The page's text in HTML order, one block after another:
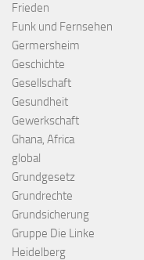
Frieden
Funk und Fernsehen
Germersheim
Geschichte
Gesellschaft
Gesundheit
Gewerkschaft
Ghana, Africa
global
Grundgesetz
Grundrechte
Grundsicherung
Gruppe Die Linke
Heidelberg